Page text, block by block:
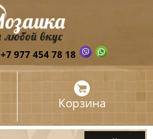
+7 977 454 78 18
Корзина